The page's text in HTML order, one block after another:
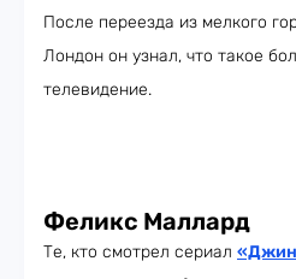
После переезда из мелкого
Лондон он узнал, что такое
телевидение.
Феликс Маллард
Те, кто смотрел сериал